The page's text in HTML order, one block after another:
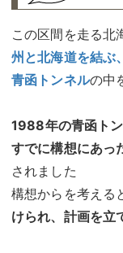
この区間を走る北
州と北海道を結ぶ
青函トンネルの中
1988年の青函ト
すでに構想にあっ
されました
構想からを考える
けられ、計画を立